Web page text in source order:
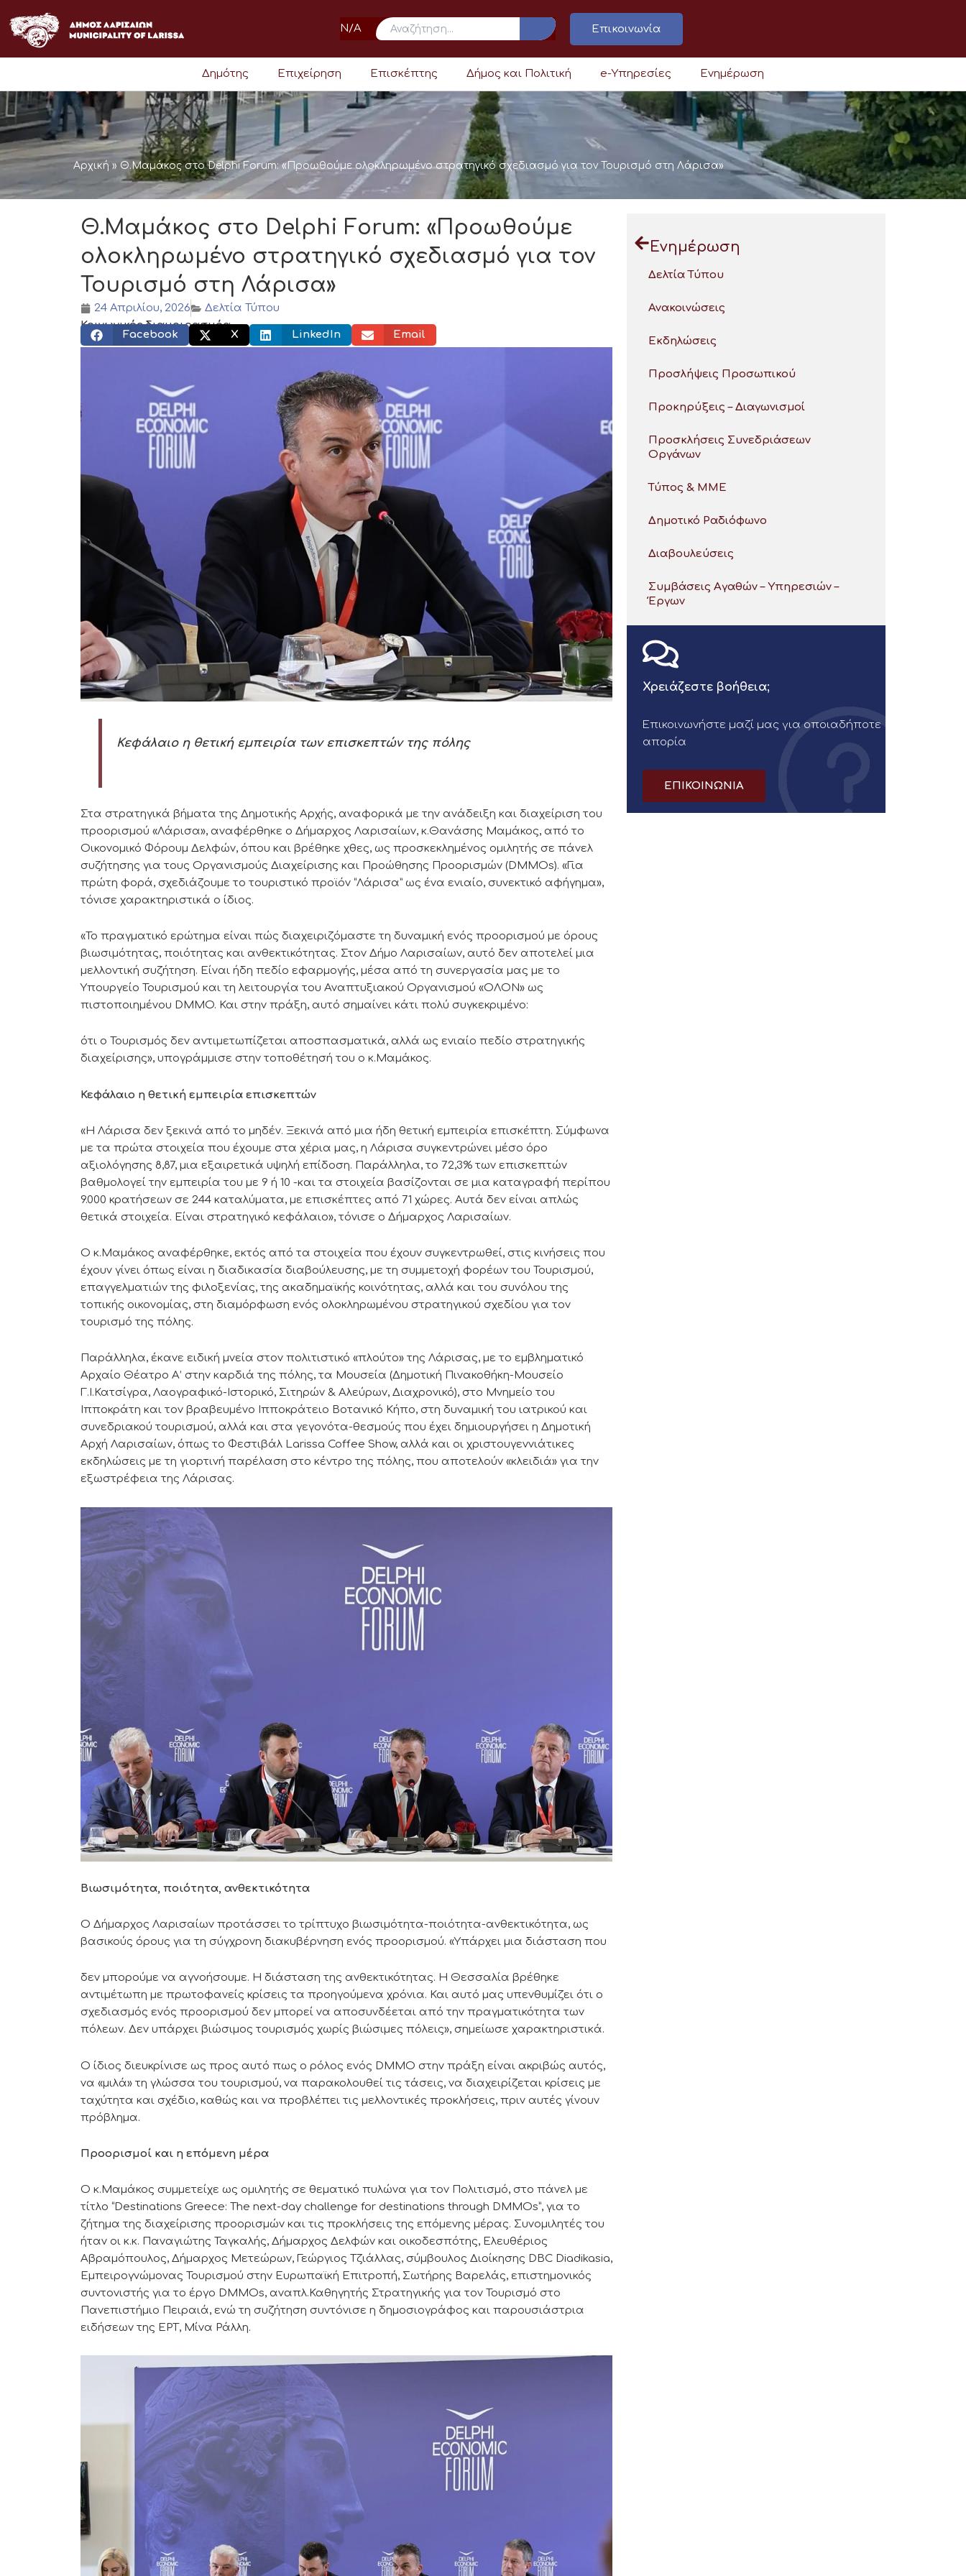
στο
περιεχόμενο
N/A Επικοινωνία
Δημότης Επιχείρηση Επισκέπτης Δήμος και Πολιτική e-Υπηρεσίες Ενημέρωση
Αρχική » Θ.Μαμάκος στο Delphi Forum: «Προωθούμε ολοκληρωμένο στρατηγικό σχεδιασμό για τον Τουρισμό στη Λάρισα»
Θ.Μαμάκος στο Delphi Forum: «Προωθούμε
ολοκληρωμένο στρατηγικό σχεδιασμό για τον
Τουρισμό στη Λάρισα»
24 Απριλίου, 2026
Δελτία Τύπου
Κοινωνικός διαμοιρασμός:
Facebook X LinkedIn Email
Κεφάλαιο η θετική εμπειρία των επισκεπτών της πόλης
Στα στρατηγικά βήματα της Δημοτικής Αρχής, αναφορικά με την ανάδειξη και διαχείριση του
προορισμού «Λάρισα», αναφέρθηκε ο Δήμαρχος Λαρισαίων, κ.Θανάσης Μαμάκος, από το
Οικονομικό Φόρουμ Δελφών, όπου και βρέθηκε χθες, ως προσκεκλημένος ομιλητής σε πάνελ
συζήτησης για τους Οργανισμούς Διαχείρισης και Προώθησης Προορισμών (DMMOs). «Για
πρώτη φορά, σχεδιάζουμε το τουριστικό προϊόν “Λάρισα” ως ένα ενιαίο, συνεκτικό αφήγημα»,
τόνισε χαρακτηριστικά ο ίδιος.
«Το πραγματικό ερώτημα είναι πώς διαχειριζόμαστε τη δυναμική ενός προορισμού με όρους
βιωσιμότητας, ποιότητας και ανθεκτικότητας. Στον Δήμο Λαρισαίων, αυτό δεν αποτελεί μια
μελλοντική συζήτηση. Είναι ήδη πεδίο εφαρμογής, μέσα από τη συνεργασία μας με το
Υπουργείο Τουρισμού και τη λειτουργία του Αναπτυξιακού Οργανισμού «ΟΛΟΝ» ως
πιστοποιημένου DMMO. Και στην πράξη, αυτό σημαίνει κάτι πολύ συγκεκριμένο:
ότι ο Τουρισμός δεν αντιμετωπίζεται αποσπασματικά, αλλά ως ενιαίο πεδίο στρατηγικής
διαχείρισης», υπογράμμισε στην τοποθέτησή του ο κ.Μαμάκος.
Κεφάλαιο η θετική εμπειρία επισκεπτών
«Η Λάρισα δεν ξεκινά από το μηδέν. Ξεκινά από μια ήδη θετική εμπειρία επισκέπτη. Σύμφωνα
με τα πρώτα στοιχεία που έχουμε στα χέρια μας, η Λάρισα συγκεντρώνει μέσο όρο
αξιολόγησης 8,87, μια εξαιρετικά υψηλή επίδοση. Παράλληλα, το 72,3% των επισκεπτών
βαθμολογεί την εμπειρία του με 9 ή 10 -και τα στοιχεία βασίζονται σε μια καταγραφή περίπου
9.000 κρατήσεων σε 244 καταλύματα, με επισκέπτες από 71 χώρες. Αυτά δεν είναι απλώς
θετικά στοιχεία. Είναι στρατηγικό κεφάλαιο», τόνισε ο Δήμαρχος Λαρισαίων.
Ο κ.Μαμάκος αναφέρθηκε, εκτός από τα στοιχεία που έχουν συγκεντρωθεί, στις κινήσεις που
έχουν γίνει όπως είναι η διαδικασία διαβούλευσης, με τη συμμετοχή φορέων του Τουρισμού,
επαγγελματιών της φιλοξενίας, της ακαδημαϊκής κοινότητας, αλλά και του συνόλου της
τοπικής οικονομίας, στη διαμόρφωση ενός ολοκληρωμένου στρατηγικού σχεδίου για τον
τουρισμό της πόλης.
Παράλληλα, έκανε ειδική μνεία στον πολιτιστικό «πλούτο» της Λάρισας, με το εμβληματικό
Αρχαίο Θέατρο Α’ στην καρδιά της πόλης, τα Μουσεία (Δημοτική Πινακοθήκη-Μουσείο
Γ.Ι.Κατσίγρα, Λαογραφικό-Ιστορικό, Σιτηρών & Αλεύρων, Διαχρονικό), στο Μνημείο του
Ιπποκράτη και τον βραβευμένο Ιπποκράτειο Βοτανικό Κήπο, στη δυναμική του ιατρικού και
συνεδριακού τουρισμού, αλλά και στα γεγονότα-θεσμούς που έχει δημιουργήσει η Δημοτική
Αρχή Λαρισαίων, όπως το Φεστιβάλ Larissa Coffee Show, αλλά και οι χριστουγεννιάτικες
εκδηλώσεις με τη γιορτινή παρέλαση στο κέντρο της πόλης, που αποτελούν «κλειδιά» για την
εξωστρέφεια της Λάρισας.
Βιωσιμότητα, ποιότητα, ανθεκτικότητα
Ο Δήμαρχος Λαρισαίων προτάσσει το τρίπτυχο βιωσιμότητα-ποιότητα-ανθεκτικότητα, ως
βασικούς όρους για τη σύγχρονη διακυβέρνηση ενός προορισμού. «Υπάρχει μια διάσταση που
δεν μπορούμε να αγνοήσουμε. Η διάσταση της ανθεκτικότητας. Η Θεσσαλία βρέθηκε
αντιμέτωπη με πρωτοφανείς κρίσεις τα προηγούμενα χρόνια. Και αυτό μας υπενθυμίζει ότι ο
σχεδιασμός ενός προορισμού δεν μπορεί να αποσυνδέεται από την πραγματικότητα των
πόλεων. Δεν υπάρχει βιώσιμος τουρισμός χωρίς βιώσιμες πόλεις», σημείωσε χαρακτηριστικά.
Ο ίδιος διευκρίνισε ως προς αυτό πως ο ρόλος ενός DMMO στην πράξη είναι ακριβώς αυτός,
να «μιλά» τη γλώσσα του τουρισμού, να παρακολουθεί τις τάσεις, να διαχειρίζεται κρίσεις με
ταχύτητα και σχέδιο, καθώς και να προβλέπει τις μελλοντικές προκλήσεις, πριν αυτές γίνουν
πρόβλημα.
Προορισμοί και η επόμενη μέρα
Ο κ.Μαμάκος συμμετείχε ως ομιλητής σε θεματικό πυλώνα για τον Πολιτισμό, στο πάνελ με
τίτλο “Destinations Greece: The next-day challenge for destinations through DMMOs”, για το
ζήτημα της διαχείρισης προορισμών και τις προκλήσεις της επόμενης μέρας. Συνομιλητές του
ήταν οι κ.κ. Παναγιώτης Ταγκαλής, Δήμαρχος Δελφών και οικοδεσπότης, Ελευθέριος
Αβραμόπουλος, Δήμαρχος Μετεώρων, Γεώργιος Τζιάλλας, σύμβουλος Διοίκησης DBC Diadikasia,
Εμπειρογνώμονας Τουρισμού στην Ευρωπαϊκή Επιτροπή, Σωτήρης Βαρελάς, επιστημονικός
συντονιστής για το έργο DMMOs, αναπλ.Καθηγητής Στρατηγικής για τον Τουρισμό στο
Πανεπιστήμιο Πειραιά, ενώ τη συζήτηση συντόνισε η δημοσιογράφος και παρουσιάστρια
ειδήσεων της ΕΡΤ, Μίνα Ράλλη.
Ενημέρωση
Δελτία Τύπου
Ανακοινώσεις
Εκδηλώσεις
Προσλήψεις Προσωπικού
Προκηρύξεις – Διαγωνισμοί
Προσκλήσεις Συνεδριάσεων
Οργάνων
Τύπος & ΜΜΕ
Δημοτικό Ραδιόφωνο
Διαβουλεύσεις
Συμβάσεις Αγαθών – Υπηρεσιών –
Έργων
Χρειάζεστε βοήθεια;
Επικοινωνήστε μαζί μας για οποιαδήποτε
απορία
ΕΠΙΚΟΙΝΩΝΙΑ